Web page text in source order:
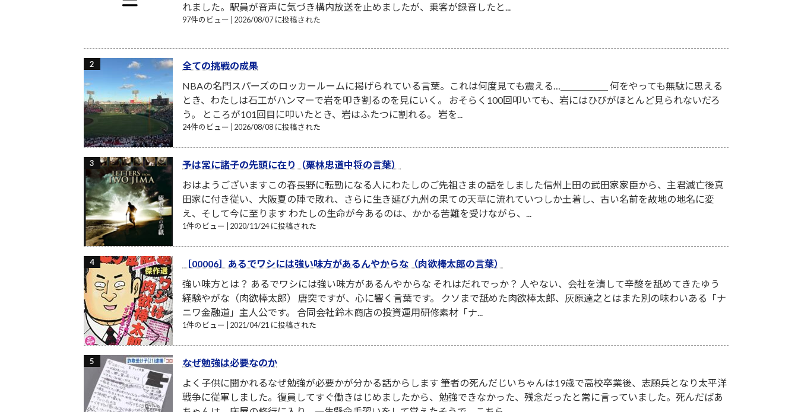
れました。駅員が音声に気づき構内放送を止めましたが、乗客が録音したと...
97件のビュー 2026/08/07 に投稿された
全ての挑戦の成果
NBAの名門スパーズのロッカールームに掲げられている言葉。これは何度見ても震える…＿＿＿＿＿ 何をやっても無駄に思える
とき、わたしは石工がハンマーで岩を叩き割るのを見にいく。 おそらく100回叩いても、岩にはひびがほとんど見られないだろ
う。 ところが101回目に叩いたとき、岩はふたつに割れる。 岩を...
24件のビュー 2026/08/08 に投稿された
予は常に諸子の先頭に在り（栗林忠道中将の言葉）
おはようございますこの春長野に転勤になる人にわたしのご先祖さまの話をしました信州上田の武田家家臣から、主君滅亡後真
田家に付き従い、大阪夏の陣で敗れ、さらに生き延び九州の果ての天草に流れていつしか土着し、古い名前を故地の地名に変
え、そして今に至ります わたしの生命が今あるのは、かかる苦難を受けながら、...
1件のビュー 2020/11/24 に投稿された
［00006］あるでワシには強い味方があるんやからな（肉欲棒太郎の言葉）
強い味方とは？ あるでワシには強い味方があるんやからな それはだれでっか？ 人やない、会社を潰して辛酸を舐めてきたゆう
経験やがな（肉欲棒太郎） 唐突ですが、心に響く言葉です。 クソまで舐めた肉欲棒太郎、灰原達之とはまた別の味わいある「ナ
ニワ金融道」主人公です。 合同会社鈴木商店の投資運用研修素材「ナ...
1件のビュー 2021/04/21 に投稿された
なぜ勉強は必要なのか
よく子供に聞かれるなぜ勉強が必要かが分かる話からします 筆者の死んだじいちゃんは19歳で高校卒業後、志願兵となり太平洋
戦争に従軍しました。復員してすぐ働きはじめましたから、勉強できなかった、残念だったと常に言っていました。死んだばあ